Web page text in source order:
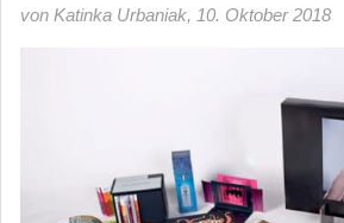
von Katinka Urbaniak, 10. Oktober 2018